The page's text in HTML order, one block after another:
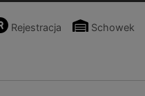
Rejestracja Schowek